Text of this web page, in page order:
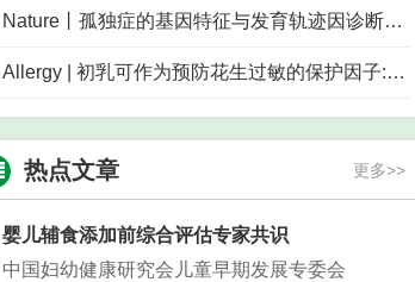
祝贺《中国儿童保健杂志》被Scopus等多家国际
2023-06-12
祝贺《中国儿童保健杂志》继续入选“中国科学引
文数据库（CSCD）”2023-2024年版
2023-06-12
英国皇家医学会院士、澳门儿科学会会长方文达
教授与《中国儿童保健杂志》编辑部座谈
Nature丨孤独症的基因特征与发育轨迹因诊断年龄而异
Allergy | 初乳可作为预防花生过敏的保护因子:来自出生队列的研究证据
热点文章 更多>>
婴儿辅食添加前综合评估专家共识
中国妇幼健康研究会儿童早期发展专委会